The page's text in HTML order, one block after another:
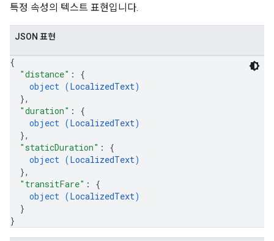
특정 속성의 텍스트 표현입니다.
JSON 표현
{
"distance" : {
object (LocalizedText)
},
"duration" : {
object (LocalizedText)
},
"staticDuration" : {
object (LocalizedText)
},
"transitFare" : {
object (LocalizedText)
}
}